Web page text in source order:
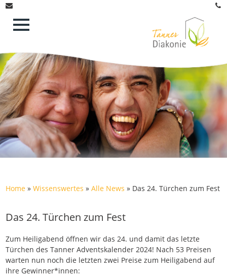
Home »Wissenswertes »Alle News » Das 24. Türchen zum Fest
Das 24. Türchen zum Fest
Zum Heiligabend öffnen wir das 24. und damit das letzte
Türchen des Tanner Adventskalender 2024! Nach 53 Preisen
warten nun noch die letzten zwei Preise zum Heiligabend auf
ihre Gewinner*innen: